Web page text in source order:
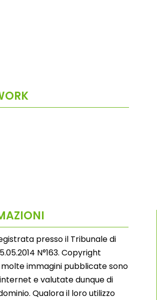
presso il Tribunale di
N°163. Copyright
molte immagini pubblicate sono
e valutate dunque di
Qualora il loro utilizzo